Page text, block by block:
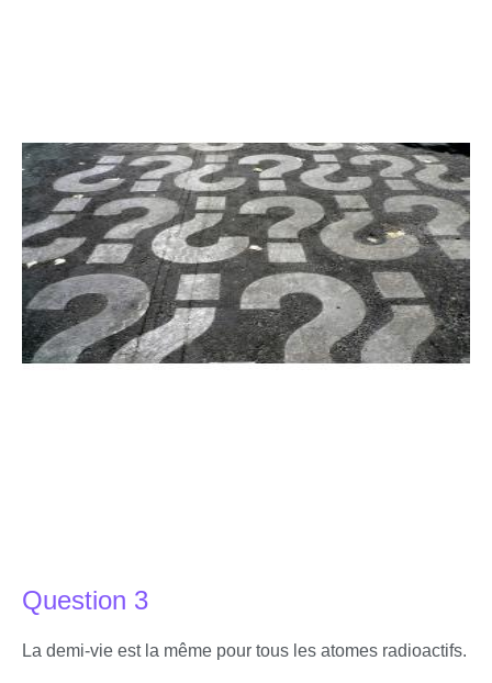
Question 3
La demi-vie est la même pour tous les atomes radioactifs.